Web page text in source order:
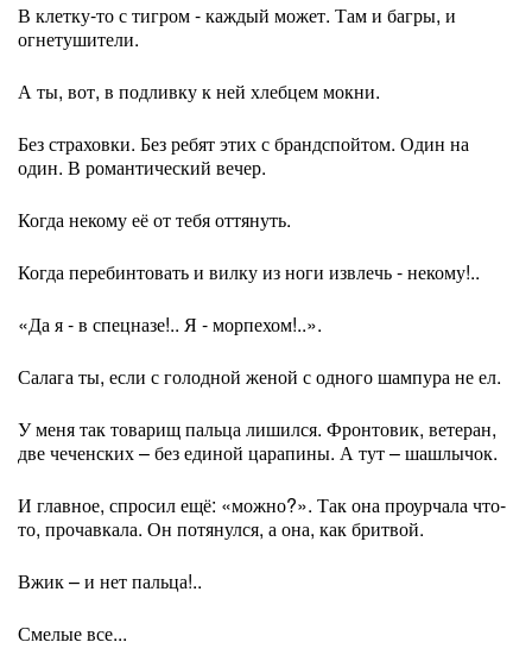
В клетку-то с тигром - каждый может. Там и багры, и
огнетушители.
А ты, вот, в подливку к ней хлебцем мокни.
Без страховки. Без ребят этих с брандспойтом. Один на
один. В романтический вечер.
Когда некому её от тебя оттянуть.
Когда перебинтовать и вилку из ноги извлечь - некому!..
«Да я - в спецназе!.. Я - морпехом!..».
Салага ты, если с голодной женой с одного шампура не ел.
У меня так товарищ пальца лишился. Фронтовик, ветеран,
две чеченских – без единой царапины. А тут – шашлычок.
И главное, спросил ещё: «можно?». Так она проурчала что-
то, прочавкала. Он потянулся, а она, как бритвой.
Вжик – и нет пальца!..
Смелые все...